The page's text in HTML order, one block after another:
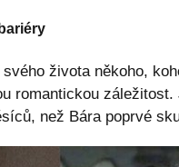
života někoho,
romantickou
než Bára poprvé